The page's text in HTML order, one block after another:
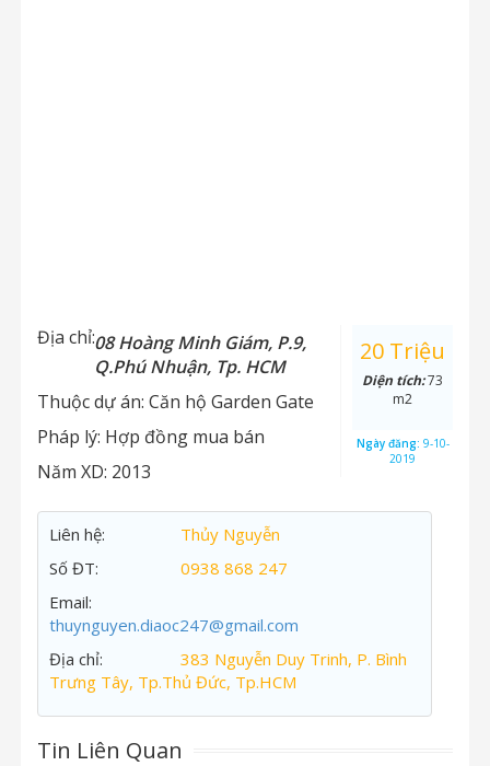
Địa chỉ:08 Hoàng Minh Giám, P.9,
Q.Phú Nhuận, Tp. HCM
Thuộc dự án: Căn hộ Garden Gate
Pháp lý: Hợp đồng mua bán
Năm XD: 2013
20 Triệu
Diện tích:73
m2
Ngày đăng: 9-10-
2019
Liên hệ:
Thủy Nguyễn
Số ĐT:
0938 868 247
Email:
thuynguyen.diaoc247@gmail.com
Địa chỉ:
383 Nguyễn Duy Trinh, P. Bình
Trưng Tây, Tp.Thủ Đức, Tp.HCM
Tin Liên Quan